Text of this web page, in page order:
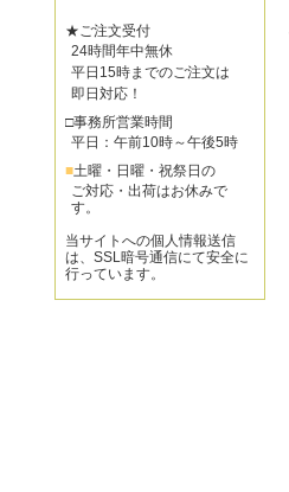
★ご注文受付
24時間年中無休
平日15時までのご注文は
即日対応！
□事務所営業時間
平日：午前10時～午後5時
■土曜・日曜・祝祭日の
ご対応・出荷はお休みで
す。
当サイトへの個人情報送信
は、SSL暗号通信にて安全に
行っています。